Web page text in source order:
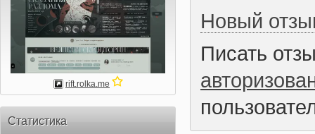
rift.rolka.me
Статистика
Новый
Писать